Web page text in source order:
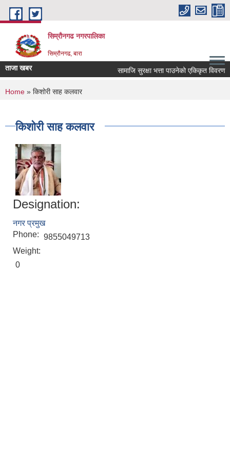
Skip to main content
सिम्रौनगढ नगरपालिका
सिम्रौनगढ, बारा
ताजा खबर सामाजि सुरक्षा भत्ता पाउनेको एकिकृत विवरण
You are here
Home » किशोरी साह कलवार
किशोरी साह कलवार
Designation:
नगर प्रमुख
Phone: 9855049713
Weight:
0